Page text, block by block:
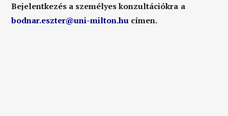
Bejelentkezés a személyes konzultációkra a
bodnar.eszter@uni-milton.hu címen.